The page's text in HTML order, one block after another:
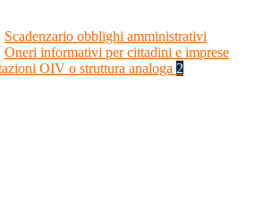
Scadenzario obblighi amministrativi
Oneri informativi per cittadini e imprese
OIV o struttura analoga 2